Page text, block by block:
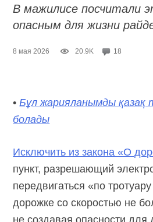
В мажилисе посчитали
опасным для жизни
8 мая 2026 20.9K 18
•Бұл жарияланымды қазақ
болады
Исключить из закона «О
пункт, разрешающий
передвигаться «по
дорожке со скоростью не
не создавая опасности для